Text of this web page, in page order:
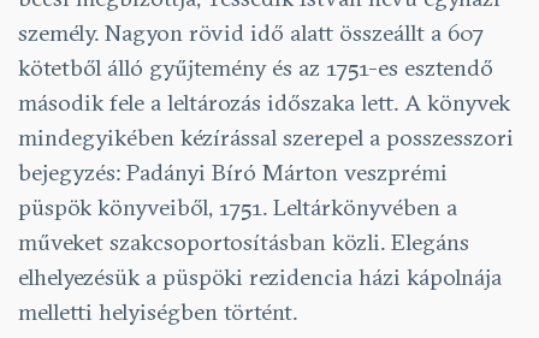
személy. Nagyon rövid idő alatt összeállt a 607
kötetből álló gyűjtemény és az 1751-es esztendő
második fele a leltározás időszaka lett. A könyvek
mindegyikében kézírással szerepel a posszesszori
bejegyzés: Padányi Bíró Márton veszprémi
püspök könyveiből, 1751. Leltárkönyvében a
műveket szakcsoportosításban közli. Elegáns
elhelyezésük a püspöki rezidencia házi kápolnája
melletti helyiségben történt.